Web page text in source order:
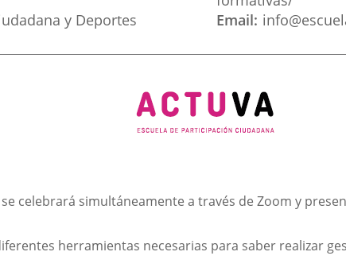
y Deportes
Email
celebrará simultáneamente a través de Zoom y
herramientas necesarias para saber realizar